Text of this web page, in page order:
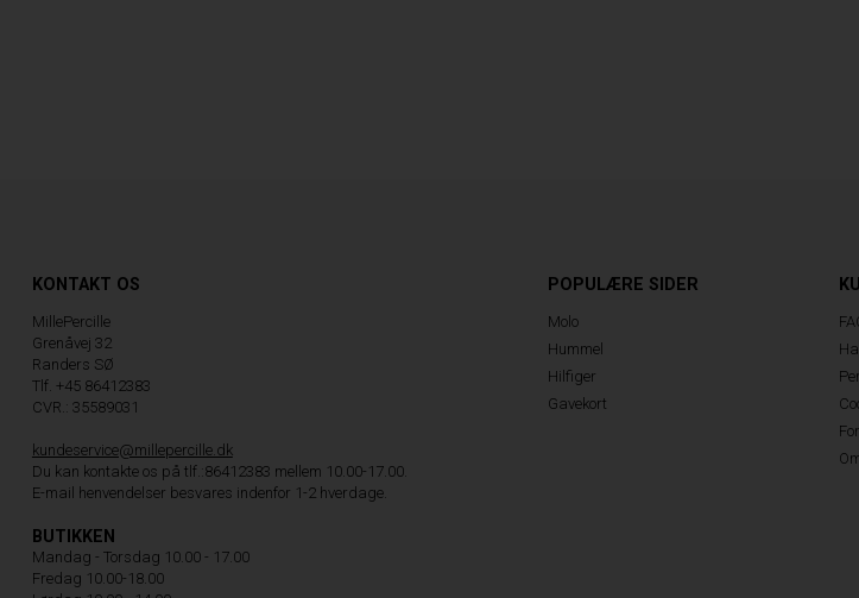
KONTAKT OS
MillePercille
Grenåvej 32
Randers SØ
Tlf. +45 86412383
CVR.: 35589031
kundeservice@millepercille.dk
Du kan kontakte os på tlf.:86412383 mellem 10.00-17.00.
E-mail henvendelser besvares indenfor 1-2 hverdage.
BUTIKKEN
Mandag - Torsdag 10.00 - 17.00
Fredag 10.00-18.00
POPULÆRE SIDER
Molo
Hummel
Hilfiger
Gavekort